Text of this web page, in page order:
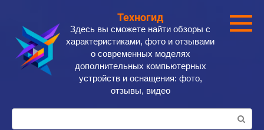
контенту
Техногид
Здесь вы сможете найти обзоры с
характеристиками, фото и отзывами
о современных моделях
дополнительных компьютерных
устройств и оснащения: фото,
отзывы, видео
Поиск: